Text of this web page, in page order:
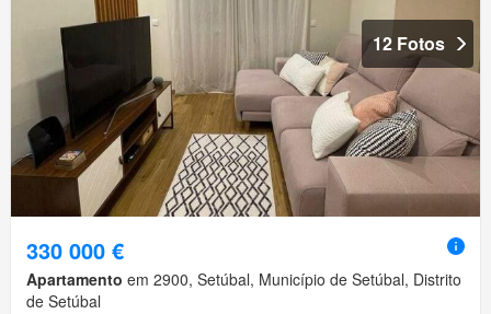
12 Fotos
330 000 €
Apartamento em 2900, Setúbal, Município de Setúbal, Distrito
de Setúbal